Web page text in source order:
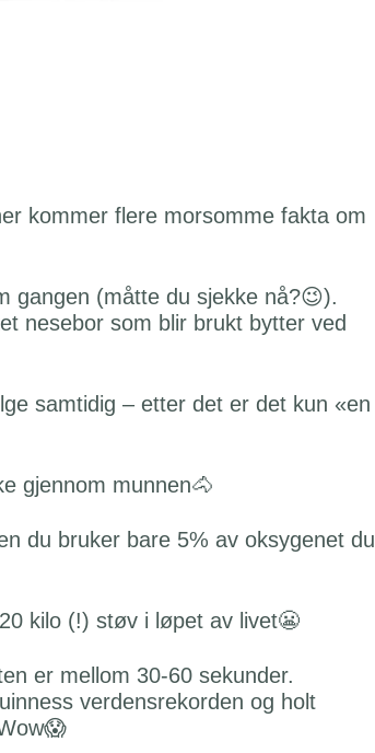
kommer flere morsomme fakta om
gangen (måtte du sjekke nå?😉).
nesebor som blir brukt bytter ved
samtidig – etter det er det kun «en
gjennom munnen🐴
du bruker bare 5% av oksygenet du
kilo (!) støv i løpet av livet😬
er mellom 30-60 sekunder.
verdensrekorden og holt